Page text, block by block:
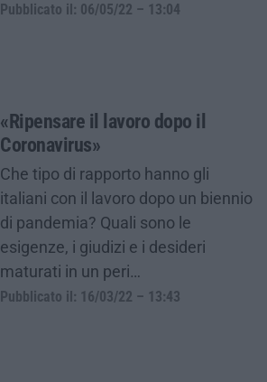
Pubblicato il: 06/05/22 – 13:04
«Ripensare il lavoro dopo il
Coronavirus»
Che tipo di rapporto hanno gli
italiani con il lavoro dopo un biennio
di pandemia? Quali sono le
esigenze, i giudizi e i desideri
maturati in un peri…
Pubblicato il: 16/03/22 – 13:43